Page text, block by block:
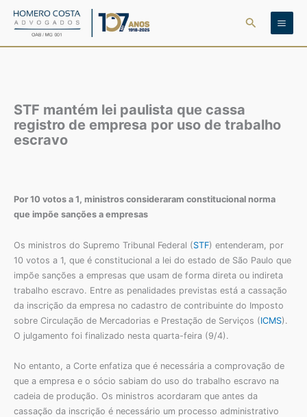
para
Pesquisar
STF mantém lei paulista que cassa
registro de empresa por uso de trabalho
escravo
Por 10 votos a 1, ministros consideraram constitucional norma
que impõe sanções a empresas
Os ministros do Supremo Tribunal Federal (STF) entenderam, por
10 votos a 1, que é constitucional a lei do estado de São Paulo que
impõe sanções a empresas que usam de forma direta ou indireta
trabalho escravo. Entre as penalidades previstas está a cassação
da inscrição da empresa no cadastro de contribuinte do Imposto
sobre Circulação de Mercadorias e Prestação de Serviços (ICMS).
O julgamento foi finalizado nesta quarta-feira (9/4).
No entanto, a Corte enfatiza que é necessária a comprovação de
que a empresa e o sócio sabiam do uso do trabalho escravo na
cadeia de produção. Os ministros acordaram que antes da
cassação da inscrição é necessário um processo administrativo